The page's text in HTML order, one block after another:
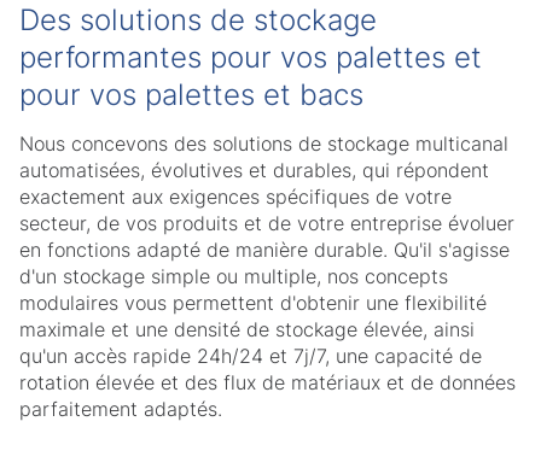
Des solutions de stockage
performantes pour vos palettes et
pour vos palettes et bacs
Nous concevons des solutions de stockage multicanal
automatisées, évolutives et durables, qui répondent
exactement aux exigences spécifiques de votre
secteur, de vos produits et de votre entreprise évoluer
en fonctions adapté de manière durable. Qu'il s'agisse
d'un stockage simple ou multiple, nos concepts
modulaires vous permettent d'obtenir une flexibilité
maximale et une densité de stockage élevée, ainsi
qu'un accès rapide 24h/24 et 7j/7, une capacité de
rotation élevée et des flux de matériaux et de données
parfaitement adaptés.